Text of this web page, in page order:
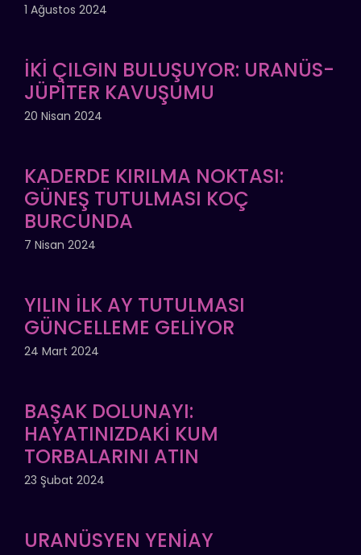
1 Ağustos 2024
İKİ ÇILGIN BULUŞUYOR: URANÜS-
JÜPİTER KAVUŞUMU
20 Nisan 2024
KADERDE KIRILMA NOKTASI:
GÜNEŞ TUTULMASI KOÇ
BURCUNDA
7 Nisan 2024
YILIN İLK AY TUTULMASI
GÜNCELLEME GELİYOR
24 Mart 2024
BAŞAK DOLUNAYI:
HAYATINIZDAKİ KUM
TORBALARINI ATIN
23 Şubat 2024
URANÜSYEN YENİAY